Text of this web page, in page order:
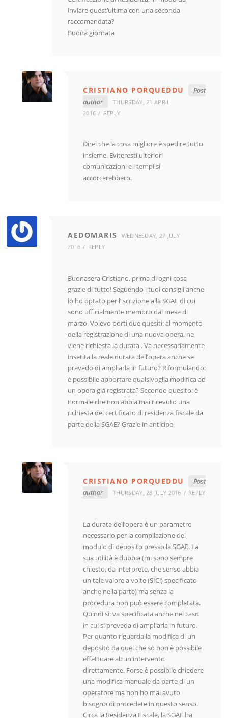
inviare quest’ultima con una seconda
raccomandata?
Buona giornata
CRISTIANO PORQUEDDU
Post
author
THURSDAY, 21 APRIL
2016
REPLY
Direi che la cosa migliore è spedire tutto
insieme. Eviteresti ulteriori
comunicazioni e i tempi si
accorcerebbero.
AEDOMARIS
WEDNESDAY, 27 JULY
2016
REPLY
Buonasera Cristiano, prima di ogni cosa
grazie di tutto! Seguendo i tuoi consigli anche
io ho optato per l’iscrizione alla SGAE di cui
sono ufficialmente membro dal mese di
marzo. Volevo porti due quesiti: al momento
della registrazione di una nuova opera, ne
viene richiesta la durata . Va necessariamente
inserita la reale durata dell’opera anche se
prevedo di ampliarla in futuro? Riformulando:
è possibile apportare qualsivoglia modifica ad
un opera già registrata? Secondo quesito: è
normale che non abbia mai ricevuto una
richiesta del certificato di residenza fiscale da
parte della SGAE? Grazie in anticipo
CRISTIANO PORQUEDDU
Post
author
THURSDAY, 28 JULY 2016 REPLY
La durata dell’opera è un parametro
necessario per la compilazione del
modulo di deposito presso la SGAE. La
sua utilità è dubbia (mi sono sempre
chiesto, da interprete, che senso abbia
un tale valore a volte (SIC!) specificato
anche nella parte) ma senza la
procedura non può essere completata.
Quindi sì: va specificata anche nel caso
in cui si preveda di ampliarla in futuro.
Per quanto riguarda la modifica di un
deposito da quel che so non è possibile
effettuare alcun intervento
direttamente. Forse è possibile chiedere
una modifica manuale da parte di un
operatore ma non ho mai avuto
bisogno di procedere in questo senso.
Circa la Residenza Fiscale, la SGAE ha